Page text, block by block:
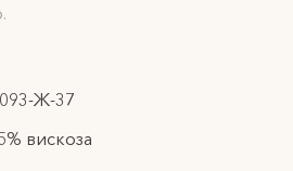
Ж-37
вискоза